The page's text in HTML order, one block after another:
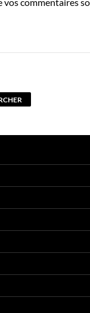
vos commentaires